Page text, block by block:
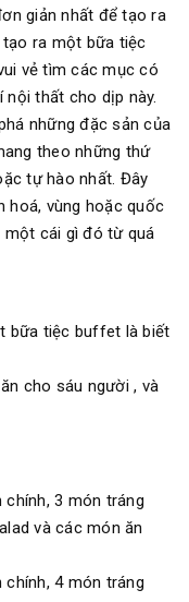
giản nhất để tạo ra
tạo ra một bữa tiệc
vẻ tìm các mục có
nội thất cho dịp này.
những đặc sản của
theo những thứ
tự hào nhất. Đây
hoá, vùng hoặc quốc
một cái gì đó từ quá
bữa tiệc buffet là biết
cho sáu người , và
3 món tráng
và các món ăn
4 món tráng